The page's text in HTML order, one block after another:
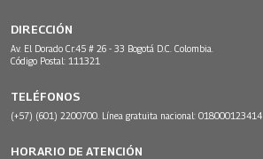
DIRECCIÓN
Av. El Dorado Cr.45 # 26 - 33 Bogotá D.C. Colombia.
Código Postal: 111321
TELÉFONOS
(+57) (601) 2200700. Línea gratuita nacional: 018000123414
HORARIO DE ATENCIÓN